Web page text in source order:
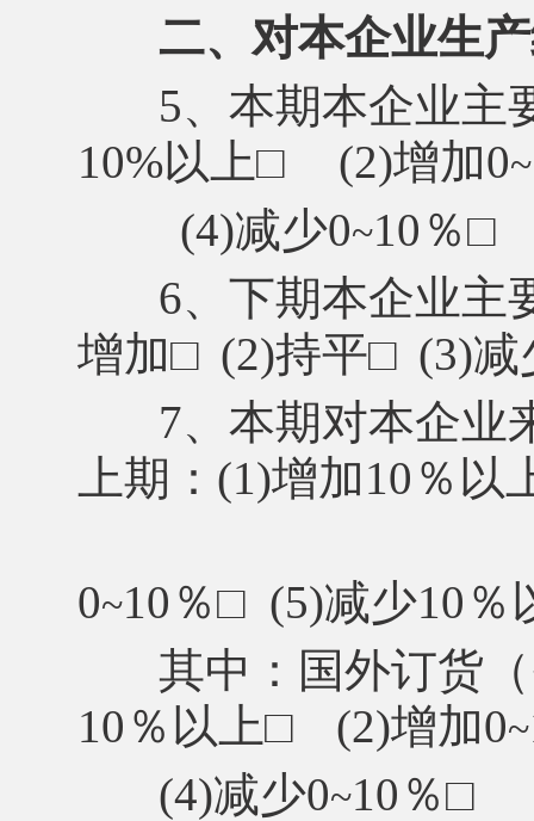
二、对本企业生
5、本期本企业主
10%以上□ (2)增加0~
(4)减少0~10％
6、下期本企业主
增加□ (2)持平□ (3)减
7、本期对本企业
上期：(1)增加10％以
0~10％□ (5)减少10％
其中：国外订货
10％以上□ (2)增加0~
(4)减少0~10％□